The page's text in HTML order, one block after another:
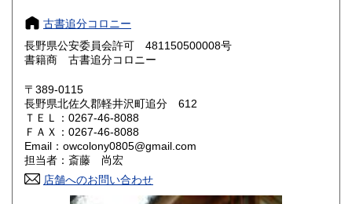
奈良県
鳥取県 330円 島根県
岡山県
山口県 330円
香川県 330円 愛媛県
高知県 330円
古書追分コロニー
長野県公安委員会許可 481150500008号
書籍商 古書追分コロニー
〒389-0115
長野県北佐久郡軽井沢町追分 612
ＴＥＬ：0267-46-8088
ＦＡＸ：0267-46-8088
Email：owcolony0805@gmail.com
担当者：斎藤 尚宏
店舗へのお問い合わせ